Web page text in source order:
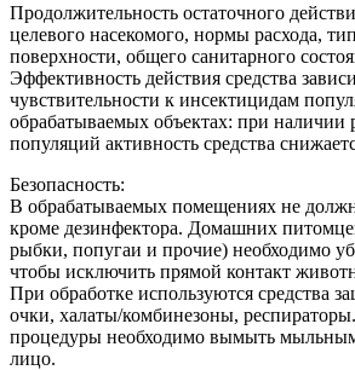
Продолжительность остаточного
целевого насекомого, нормы расхода,
поверхности, общего санитарного
Эффективность действия средства
чувствительности к инсектицидам
обрабатываемых объектах: при наличии
популяций активность средства
Безопасность:
В обрабатываемых помещениях не
кроме дезинфектора. Домашних
рыбки, попугаи и прочие) необходимо
чтобы исключить прямой контакт
При обработке используются средства
очки, халаты/комбинезоны,
процедуры необходимо вымыть
лицо.